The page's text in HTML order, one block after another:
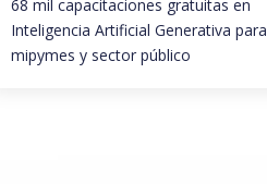
68 mil capacitaciones gratuitas en
Inteligencia Artificial Generativa para
mipymes y sector público